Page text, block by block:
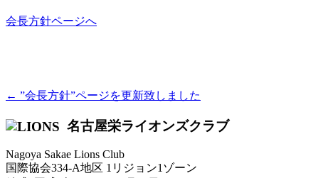
会長方針ページへ
← ”会長方針”ページを更新致しました
名古屋栄ライオンズクラブ
Nagoya Sakae Lions Club
国際協会334-A地区 1リジョン1ゾーン